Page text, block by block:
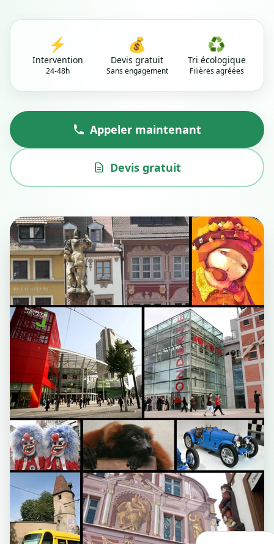
⚡
Intervention
24-48h
💰
Devis gratuit
Sans engagement
♻️
Tri écologique
Filières agréées
Appeler maintenant
Devis gratuit